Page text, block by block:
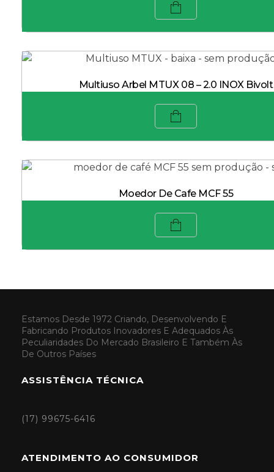
Multiuso Arbel MTUX 08 – 2.0 INOX Bivolt
Moedor De Cafe MCF 55
Estamos Desde 1972 Criando, Desenvolvendo E
Fabricando Produtos Inovadores E Adequados Às
Peculiaridades Do Mercado Brasileiro E Também Às
De Outros Países
ASSISTÊNCIA TÉCNICA
(17) 99675-6416
ATENDIMENTO AO CONSUMIDOR